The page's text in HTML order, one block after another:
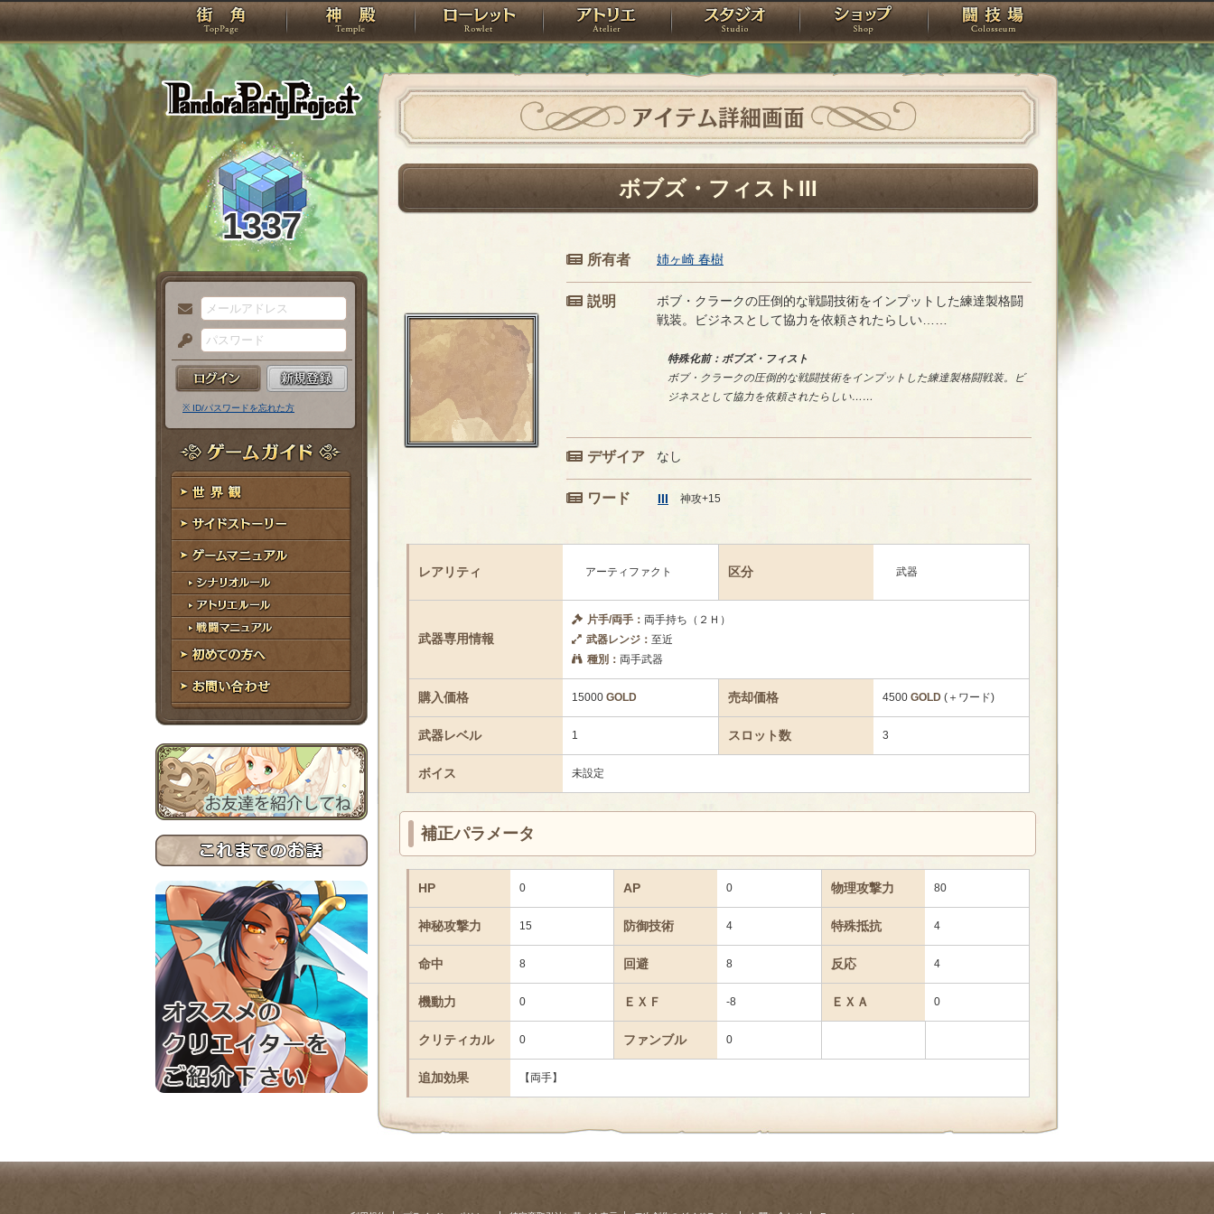
PandoraPartyProject
TOP 神殿 ローレット アトリエ スタジオ ショップ 闘技場
1337
メ
ー
ル
ア
ド
レ
ス
パ
ス
ー
ド
※ ID/パスワードを忘れた方
ゲームガイド
世界観
サイドストーリー
ゲームマニュアル
シナリオルール
アトリエルール
戦闘マニュアル
初めての方へ
お問い合わせ
アイテム詳細画面
ボブズ・フィストIII
所有者 姉ヶ崎 春樹
説明
ボブ・クラークの圧倒的な戦闘技術をインプットした練達製格闘
戦装。ビジネスとして協力を依頼されたらしい……
特殊化前：ボブズ・フィスト
ボブ・クラークの圧倒的な戦闘技術をインプットした練達製格闘戦装。ビ
ジネスとして協力を依頼されたらしい……
デザイア なし
ワード III 神攻+15
レアリティ アーティファクト 区分 武器
武器専用情報
片手/両手： 両手持ち（２Ｈ）
武器レンジ： 至近
種別： 両手武器
購入価格 15000 GOLD 売却価格 4500 GOLD(＋ワード)
武器レベル 1 スロット数 3
ボイス 未設定
補正パラメータ
HP 0 AP 0 物理攻撃力 80
神秘攻撃力 15 防御技術 4 特殊抵抗 4
命中 8 回避 8 反応 4
機動力 0 ＥＸＦ -8 ＥＸＡ 0
クリティカル 0 ファンブル 0
追加効果 【両手】